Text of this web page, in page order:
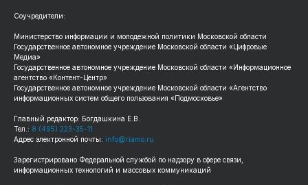
Соучредители:
Министерство информации и молодежной политики Московской области
Государственное автономное учреждение Московской области «Цифровые
Медиа»
Государственное автономное учреждение Московской области «Информационное
агентство «Контент-Центр»
Государственное автономное учреждение Московской области «Агентство
информационных систем общего пользования «Подмосковье»
Главный редактор: Богдашкина Е.В.
Тел.: 8 (495) 223-35-11
Адрес электронной почты: info@riamo.ru
Зарегистрировано Федеральной службой по надзору в сфере связи,
информационных технологий и массовых коммуникаций